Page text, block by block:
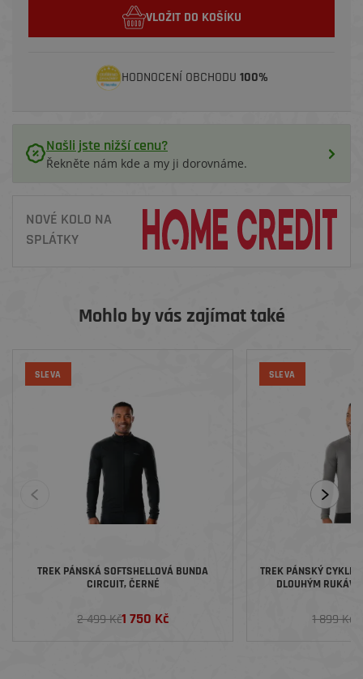
VLOŽIT DO KOŠÍKU
HODNOCENÍ OBCHODU 100%
Našli jste nižší cenu?
Řekněte nám kde a my ji dorovnáme.
NOVÉ KOLO NA
SPLÁTKY
Mohlo by vás zajímat také
SLEVA
TREK PÁNSKÁ SOFTSHELLOVÁ BUNDA
CIRCUIT , ČERNÉ
2 499 Kč1 750 Kč
SLEVA
TREK PÁNSKÝ
DLOUHÝM
1 899 Kč